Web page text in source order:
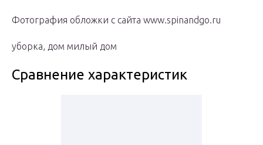
Фотография обложки с сайта www.spinandgo.ru
уборка, дом милый дом
Сравнение характеристик